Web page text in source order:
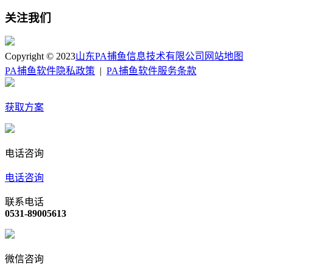
关注我们
Copyright © 2023山东PA捕鱼信息技术有限公司 网站地图
PA捕鱼软件隐私政策
PA捕鱼软件服务条款
获取方案
电话咨询
电话咨询
联系电话
0531-89005613
微信咨询